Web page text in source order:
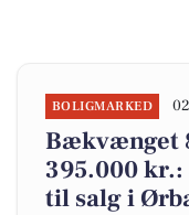
BOLIGMARKED
Bækvænget
395.000
til salg i